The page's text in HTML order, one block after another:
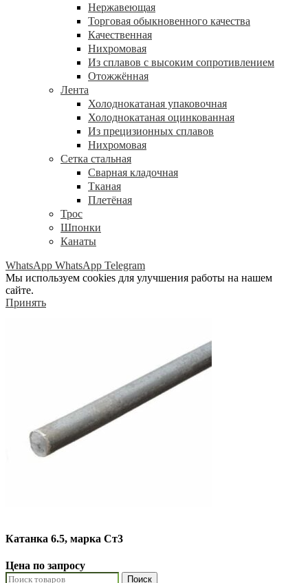
Нержавеющая
Торговая обыкновенного качества
Качественная
Нихромовая
Из сплавов с высоким сопротивлением
Отожжённая
Лента
Холоднокатаная упаковочная
Холоднокатаная оцинкованная
Из прецизионных сплавов
Нихромовая
Сетка стальная
Сварная кладочная
Тканая
Плетёная
Трос
Шпонки
Канаты
WhatsApp WhatsApp Telegram
Мы используем cookies для улучшения работы на нашем
сайте.
Принять
Катанка 6.5, марка Ст3
Цена по запросу
Поиск